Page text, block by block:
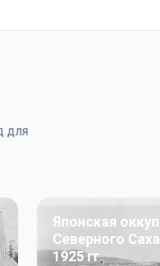
для
Японская
Северного
1925 гг